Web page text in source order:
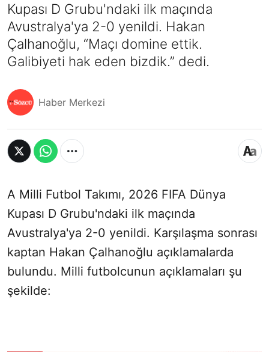
Kupası D Grubu'ndaki ilk maçında
Avustralya'ya 2-0 yenildi. Hakan
Çalhanoğlu, “Maçı domine ettik.
Galibiyeti hak eden bizdik.” dedi.
Haber Merkezi
A Milli Futbol Takımı, 2026 FIFA Dünya
Kupası D Grubu'ndaki ilk maçında
Avustralya'ya 2-0 yenildi. Karşılaşma sonrası
kaptan Hakan Çalhanoğlu açıklamalarda
bulundu. Milli futbolcunun açıklamaları şu
şekilde: